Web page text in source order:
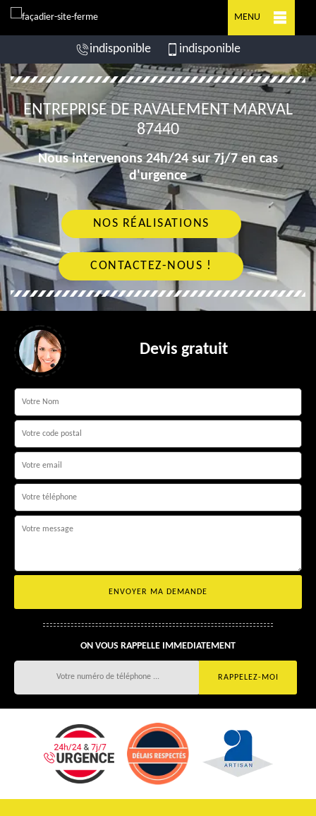
MENU
indisponible indisponible
ENTREPRISE DE RAVALEMENT MARVAL
87440
Nous intervenons 24h/24 sur 7j/7 en cas
d'urgence
NOS RÉALISATIONS
CONTACTEZ-NOUS !
Devis gratuit
ON VOUS RAPPELLE IMMEDIATEMENT